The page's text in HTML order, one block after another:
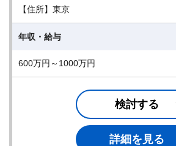
【住所】東京
年収・給与
600万円～1000万円
検討する
詳細を見る